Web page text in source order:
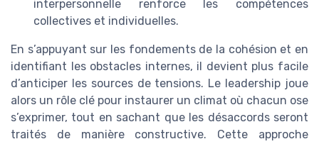
interpersonnelle renforce les compétences
collectives et individuelles.
En s’appuyant sur les fondements de la cohésion et en
identifiant les obstacles internes, il devient plus facile
d’anticiper les sources de tensions. Le leadership joue
alors un rôle clé pour instaurer un climat où chacun ose
s’exprimer, tout en sachant que les désaccords seront
traités de manière constructive. Cette approche